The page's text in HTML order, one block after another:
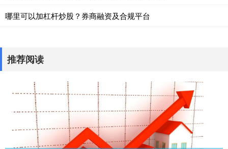
哪里可以加杠杆炒股？券商融资及合规平台
推荐阅读